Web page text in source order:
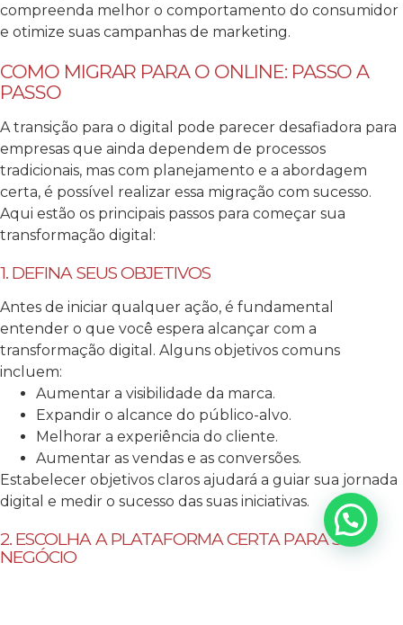
compreenda melhor o comportamento do consumidor
e otimize suas campanhas de marketing.
COMO MIGRAR PARA O ONLINE: PASSO A
PASSO
A transição para o digital pode parecer desafiadora para
empresas que ainda dependem de processos
tradicionais, mas com planejamento e a abordagem
certa, é possível realizar essa migração com sucesso.
Aqui estão os principais passos para começar sua
transformação digital:
1. DEFINA SEUS OBJETIVOS
Antes de iniciar qualquer ação, é fundamental
entender o que você espera alcançar com a
transformação digital. Alguns objetivos comuns
incluem:
Aumentar a visibilidade da marca.
Expandir o alcance do público-alvo.
Melhorar a experiência do cliente.
Aumentar as vendas e as conversões.
Estabelecer objetivos claros ajudará a guiar sua jornada
digital e medir o sucesso das suas iniciativas.
2. ESCOLHA A PLATAFORMA CERTA PARA SEU
NEGÓCIO